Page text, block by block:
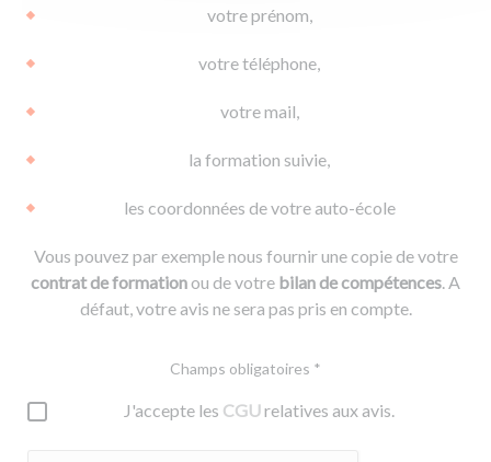
votre prénom,
votre téléphone,
votre mail,
la formation suivie,
les coordonnées de votre auto-école
Vous pouvez par exemple nous fournir une copie de votre
contrat de formationou de votre bilan de compétences. A
défaut, votre avis ne sera pas pris en compte.
Champs obligatoires *
J'accepte les CGUrelatives aux avis.